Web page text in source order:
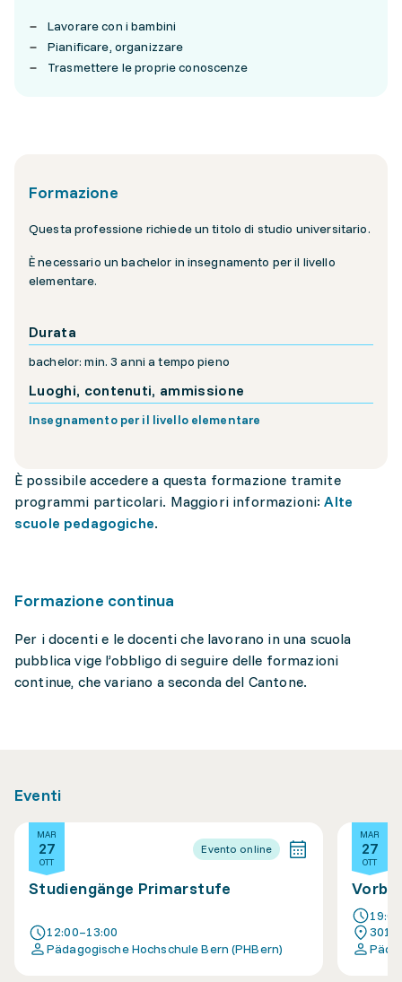
Lavorare con i bambini
Pianificare, organizzare
Trasmettere le proprie conoscenze
Formazione
Questa professione richiede un titolo di studio universitario.
È necessario un bachelor in insegnamento per il livello
elementare.
Durata
bachelor: min. 3 anni a tempo pieno
Luoghi, contenuti, ammissione
Insegnamento per il livello elementare
È possibile accedere a questa formazione tramite
programmi particolari. Maggiori informazioni:Alte
scuole pedagogiche.
Formazione continua
Per i docenti e le docenti che lavorano in una scuola
pubblica vige l’obbligo di seguire delle formazioni
continue, che variano a seconda del Cantone.
Eventi
MAR
27
OTT
Evento online
Studiengänge Primarstufe
12:00–13:00
Pädagogische Hochschule Bern (PHBern)
MAR
27
OTT